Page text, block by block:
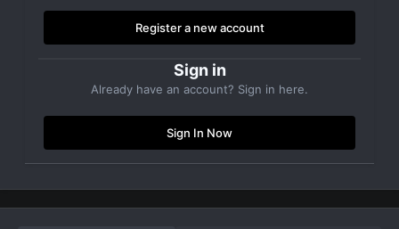
www.youtube.com/watch?v=DJJmtVgSQ6s&t
Register a new account
Sign in
Already have an account? Sign in here.
Sign In Now